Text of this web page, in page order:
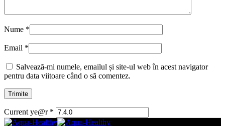
Nume *
Email *
Salvează-mi numele, emailul și site-ul web în acest navigator
pentru data viitoare când o să comentez.
Current ye@r *